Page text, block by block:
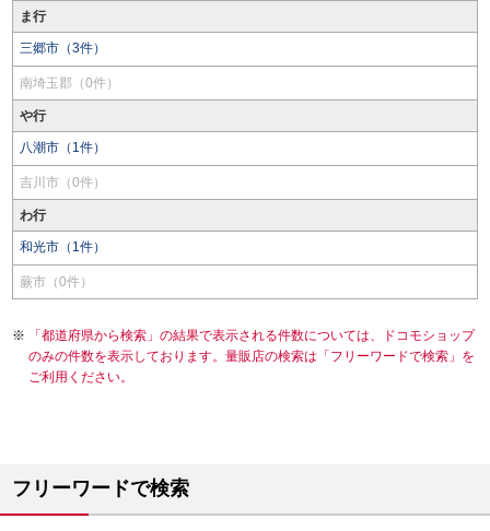
ま行
三郷市（3件）
南埼玉郡（0件）
や行
八潮市（1件）
吉川市（0件）
わ行
和光市（1件）
蕨市（0件）
「都道府県から検索」の結果で表示される件数については、ドコモショップ
のみの件数を表示しております。量販店の検索は「フリーワードで検索」を
ご利用ください。
フリーワードで検索